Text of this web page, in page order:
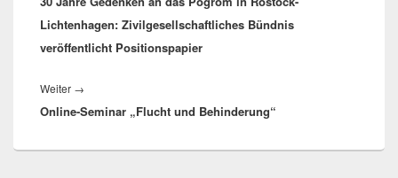
Lichtenhagen: Zivilgesellschaftliches Bündnis
veröffentlicht Positionspapier
Weiter →
Beitrag:
Online-Seminar „Flucht und Behinderung“